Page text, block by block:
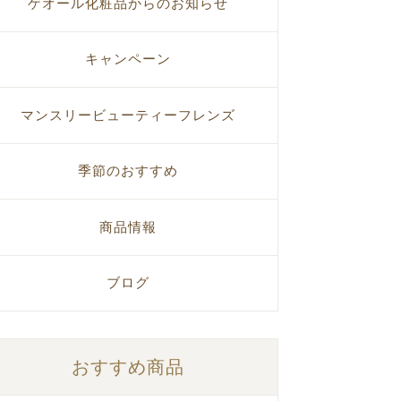
ゲオール化粧品からのお知らせ
キャンペーン
マンスリービューティーフレンズ
季節のおすすめ
商品情報
ブログ
おすすめ商品